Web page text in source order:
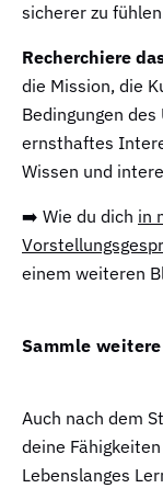
sicherer zu
Recherchiere
die Mission, die
Bedingungen
ernsthaftes
Wissen und
➡️ Wie du dich in
einem weiteren
Sammle
Auch nach dem
deine
Lebenslanges